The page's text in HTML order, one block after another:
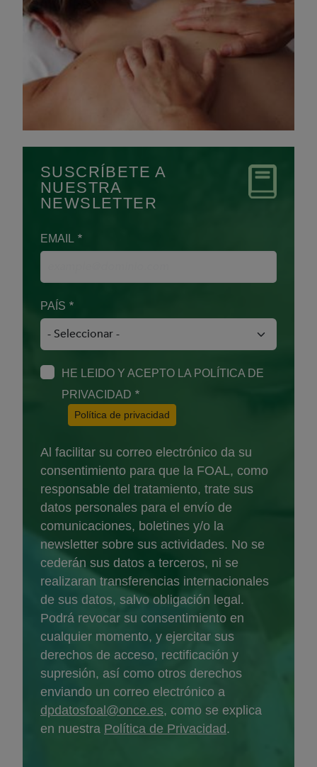
SUSCRÍBETE A
NUESTRA
NEWSLETTER
EMAIL
PAÍS
HE LEIDO Y ACEPTO LA POLÍTICA DE
PRIVACIDAD
Política de privacidad(Abre en nueva ventana)
Al facilitar su correo electrónico da su
consentimiento para que la FOAL, como
responsable del tratamiento, trate sus
datos personales para el envío de
comunicaciones, boletines y/o la
newsletter sobre sus actividades. No se
cederán sus datos a terceros, ni se
realizaran transferencias internacionales
de sus datos, salvo obligación legal.
Podrá revocar su consentimiento en
cualquier momento, y ejercitar sus
derechos de acceso, rectificación y
supresión, así como otros derechos
enviando un correo electrónico a
dpdatosfoal@once.es, como se explica
en nuestra Política de Privacidad.